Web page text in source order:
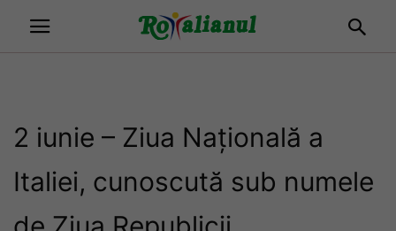
2 iunie – Ziua Națională a
Italiei, cunoscută sub numele